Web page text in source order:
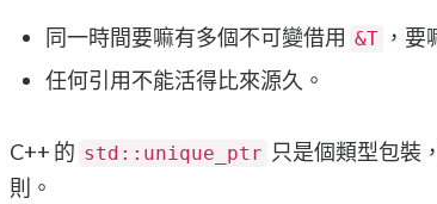
同一時間要嘛有多個不可變借用 &T ，
任何引用不能活得比來源久。
C++ 的 std::unique_ptr 只是個類型包裝
則。